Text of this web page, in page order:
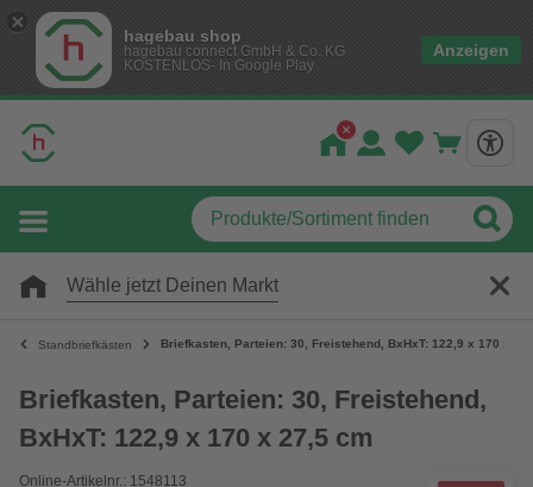
hagebau shop
hagebau connect GmbH & Co. KG
KOSTENLOS- In Google Play
Anzeigen
Wähle jetzt Deinen Markt
Standbriefkästen Briefkasten, Parteien: 30, Freistehend, BxHxT: 122,9 x 170 x
Briefkasten, Parteien: 30, Freistehend,
BxHxT: 122,9 x 170 x 27,5 cm
Online-Artikelnr.: 1548113